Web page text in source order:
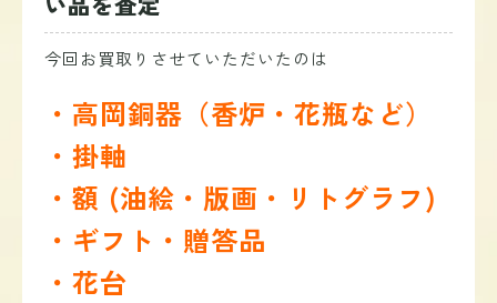
今回お買取りさせていただいたのは
・高岡銅器（香炉・花瓶など）
・掛軸
・額 (油絵・版画・リトグラフ)
・ギフト・贈答品
・花台